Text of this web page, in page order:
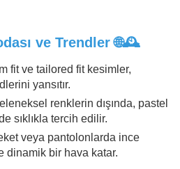
ve Trendler🌐🕰️
fit ve tailored fit kesimler,
yansıtır.
renklerin dışında, pastel
sıklıkla tercih edilir.
veya pantolonlarda ince
dinamik bir hava katar.